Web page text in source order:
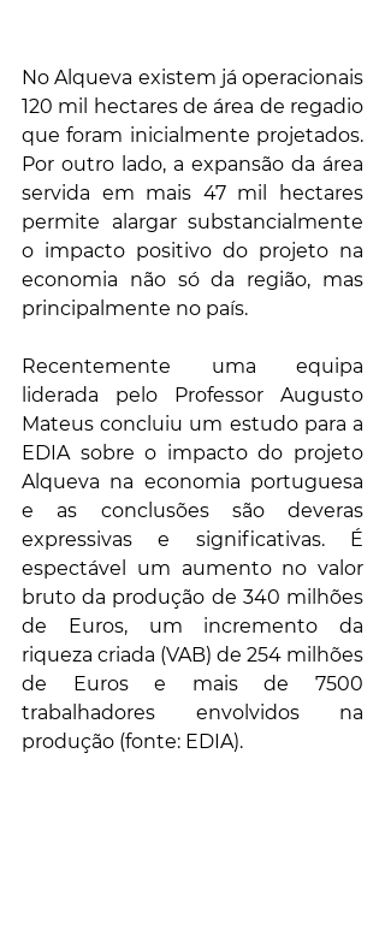
No Alqueva existem já operacionais
120 mil hectares de área de regadio
que foram inicialmente projetados.
Por outro lado, a expansão da área
servida em mais 47 mil hectares
permite alargar substancialmente
o impacto positivo do projeto na
economia não só da região, mas
principalmente no país.
Recentemente uma equipa
liderada pelo Professor Augusto
Mateus concluiu um estudo para a
EDIA sobre o impacto do projeto
Alqueva na economia portuguesa
e as conclusões são deveras
expressivas e significativas. É
espectável um aumento no valor
bruto da produção de 340 milhões
de Euros, um incremento da
riqueza criada (VAB) de 254 milhões
de Euros e mais de 7500
trabalhadores envolvidos na
produção (fonte: EDIA).